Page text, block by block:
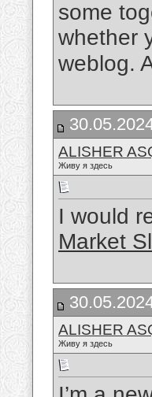
some
whether
weblog.
ALISHER
Живу я здесь
I would
Market
ALISHER
Живу я здесь